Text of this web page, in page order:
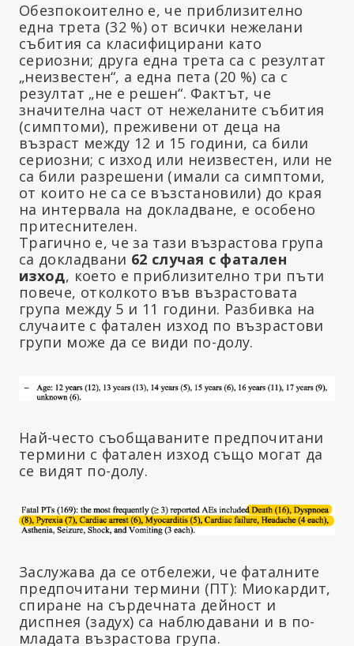
Обезпокоително е, че приблизително
една трета (32 %) от всички нежелани
събития са класифицирани като
сериозни; друга една трета са с резултат
„неизвестен“, а една пета (20 %) са с
резултат „не е решен“. Фактът, че
значителна част от нежеланите събития
(симптоми), преживени от деца на
възраст между 12 и 15 години, са били
сериозни; с изход или неизвестен, или не
са били разрешени (имали са симптоми,
от които не са се възстановили) до края
на интервала на докладване, е особено
притеснителен.
Трагично е, че за тази възрастова група
са докладвани 62 случая с фатален
изход, което е приблизително три пъти
повече, отколкото във възрастовата
група между 5 и 11 години. Разбивка на
случаите с фатален изход по възрастови
групи може да се види по-долу.
Най-често съобщаваните предпочитани
термини с фатален изход също могат да
се видят по-долу.
Заслужава да се отбележи, че фаталните
предпочитани термини (ПТ): Миокардит,
спиране на сърдечната дейност и
диспнея (задух) са наблюдавани и в по-
младата възрастова група.